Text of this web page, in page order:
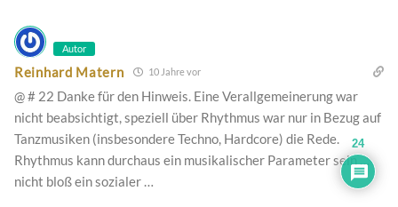
Autor
Reinhard Matern 10 Jahre vor
@ # 22 Danke für den Hinweis. Eine Verallgemeinerung war
nicht beabsichtigt, speziell über Rhythmus war nur in Bezug auf
Tanzmusiken (insbesondere Techno, Hardcore) die Rede.
Rhythmus kann durchaus ein musikalischer Parameter sein …
nicht bloß ein sozialer …
24